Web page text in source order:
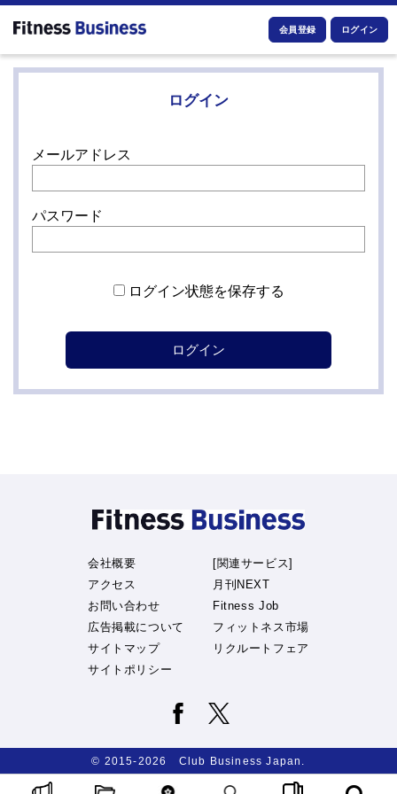
会員登録 ログイン
ログイン
メールアドレス
パスワード
ログイン状態を保存する
会社概要
アクセス
お問い合わせ
広告掲載について
サイトマップ
サイトポリシー
[関連サービス]
月刊NEXT
Fitness Job
フィットネス市場
リクルートフェア
© 2015-2026 Club Business Japan.